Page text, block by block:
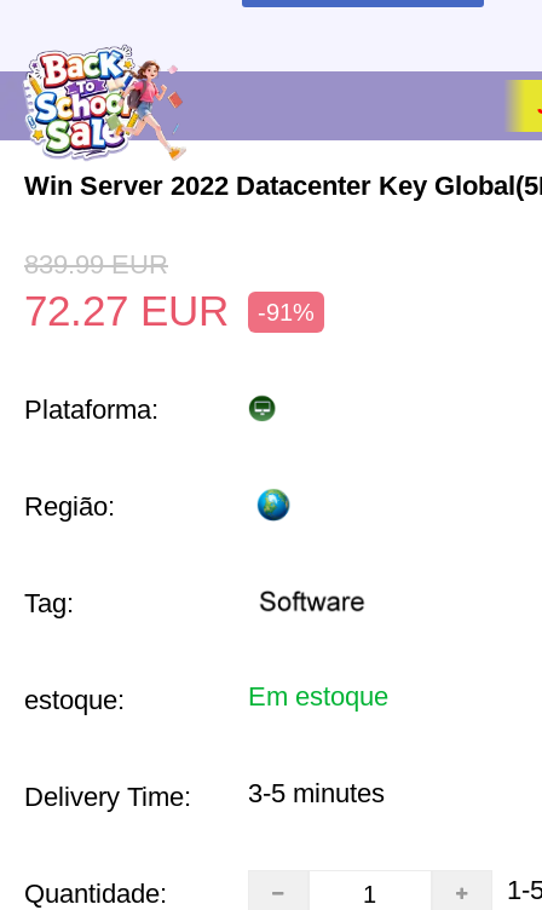
Win Server 2022 Datacenter Key
839.99 EUR
72.27 EUR -91%
Plataforma:
Região:
Tag:
estoque: Em estoque
Delivery Time: 3-5 minutes
Quantidade: 1-